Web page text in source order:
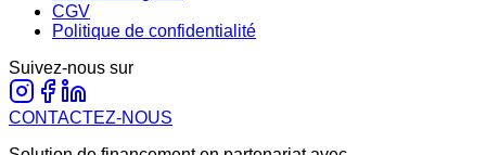
CGV
Politique de confidentialité
Suivez-nous sur
CONTACTEZ-NOUS